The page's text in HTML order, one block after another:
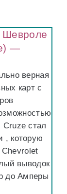
Шевроле
—
верная
карт с
Cruze стал
, которую
выводок
до Амперы